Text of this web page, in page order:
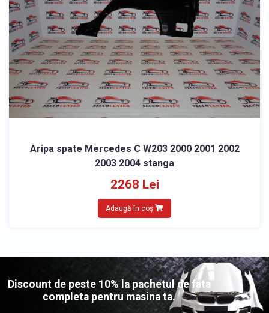
Aripa spate Mercedes C W203 2000 2001 2002
2003 2004 stanga
2268 Lei
Adaugă în coș
Discount de peste 10% la pachetul de fata
completa pentru masina ta.